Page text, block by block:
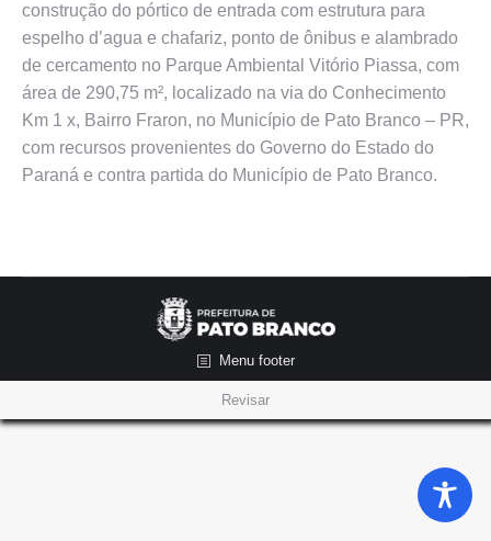
construção do pórtico de entrada com estrutura para
espelho d’agua e chafariz, ponto de ônibus e alambrado
de cercamento no Parque Ambiental Vitório Piassa, com
área de 290,75 m², localizado na via do Conhecimento
Km 1 x, Bairro Fraron, no Município de Pato Branco – PR,
com recursos provenientes do Governo do Estado do
Paraná e contra partida do Município de Pato Branco.
Menu footer
Revisar